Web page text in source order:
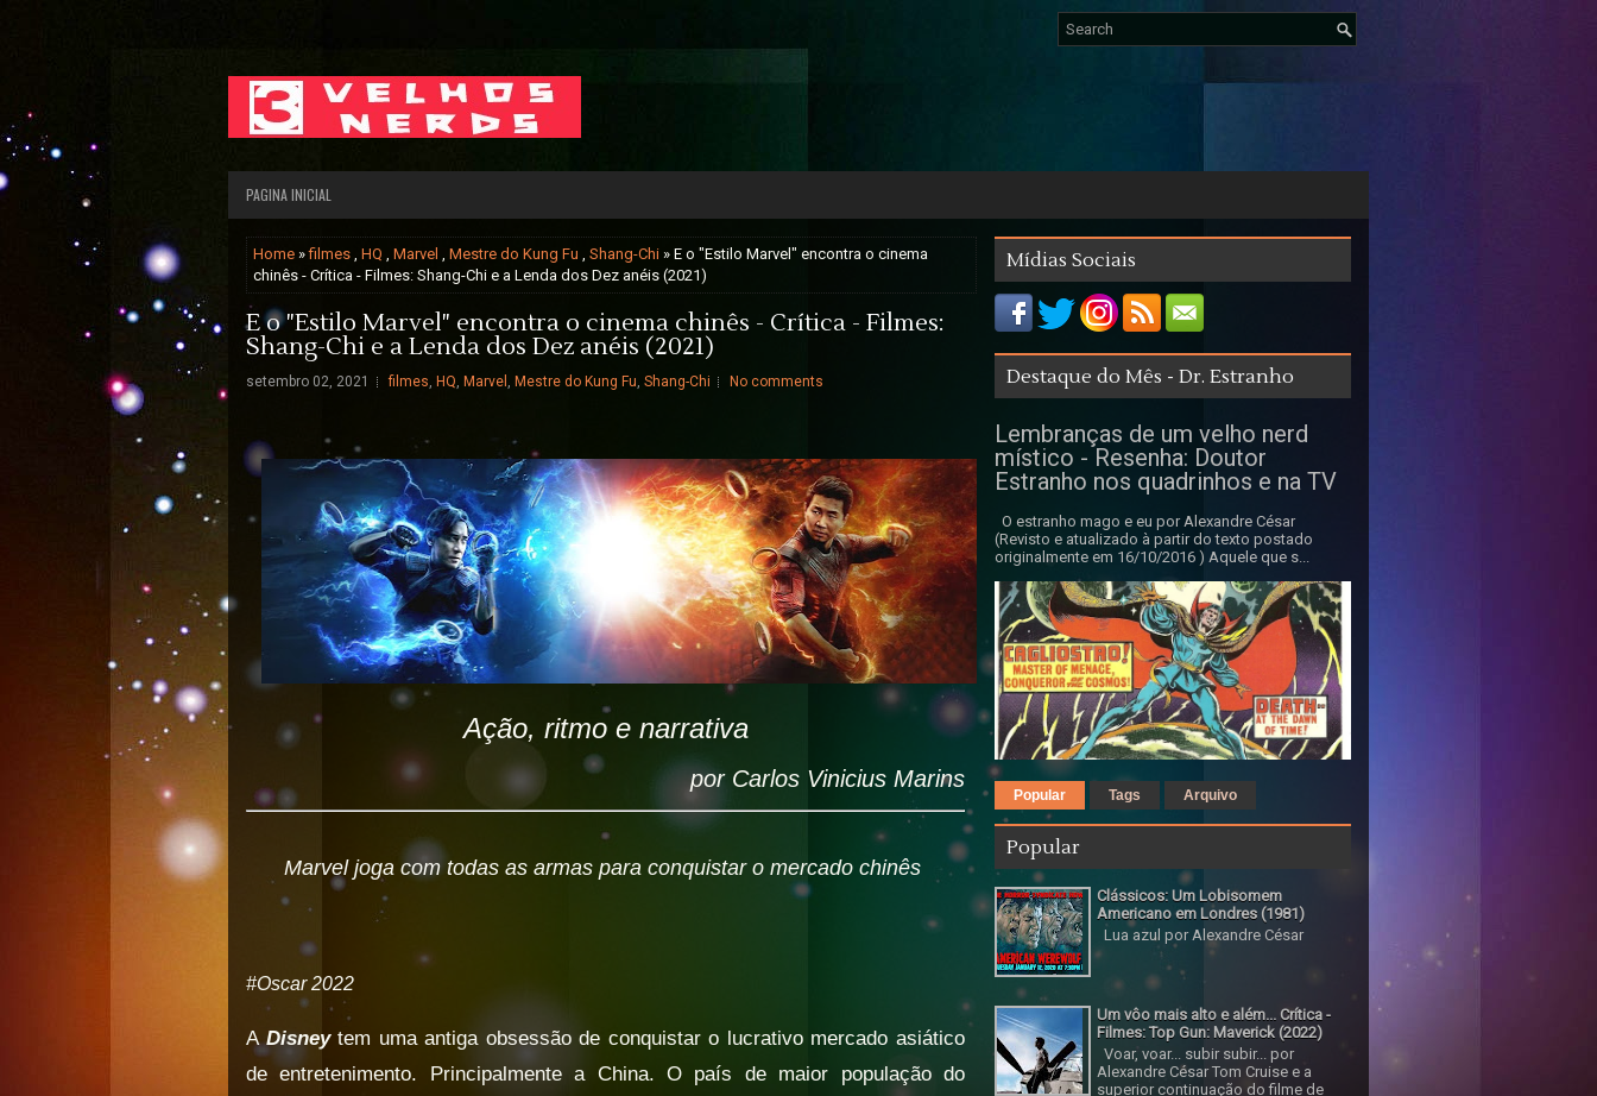
PAGINA INICIAL
Home »filmes , HQ , Marvel , Mestre do Kung Fu , Shang-Chi » E o "Estilo Marvel" encontra o cinema
chinês - Crítica - Filmes: Shang-Chi e a Lenda dos Dez anéis (2021)
E o "Estilo Marvel" encontra o cinema chinês - Crítica - Filmes:
Shang-Chi e a Lenda dos Dez anéis (2021)
setembro 02, 2021 filmes, HQ, Marvel , Mestre do Kung Fu, Shang-Chi No comments
Ação, ritmo e narrativa
por Carlos Vinicius Marins
Marvel joga com todas as armas para conquistar o mercado chinês
#Oscar 2022
ADisneytem uma antiga obsessão de conquistar o lucrativo mercado asiático
de entretenimento. Principalmente a China. O país de maior população do
Mídias Sociais
Destaque do Mês - Dr. Estranho
Lembranças de um velho nerd
místico - Resenha: Doutor
Estranho nos quadrinhos e na TV
O estranho mago e eu por Alexandre César
(Revisto e atualizado à partir do texto postado
originalmente em 16/10/2016 ) Aquele que s...
Popular Tags Arquivo
Popular
Clássicos: Um Lobisomem
Americano em Londres (1981)
Lua azul por Alexandre César
Um vôo mais alto e além... Crítica -
Filmes: Top Gun: Maverick (2022)
Voar, voar... subir subir... por
Alexandre César Tom Cruise e a
superior continuação do filme de